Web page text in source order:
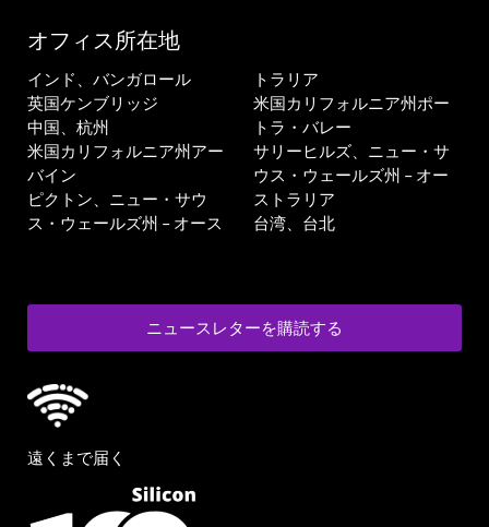
オフィス所在地
インド、バンガロール
英国ケンブリッジ
中国、杭州
米国カリフォルニア州アー
バイン
ピクトン、ニュー・サウ
ス・ウェールズ州 – オース
トラリア
米国カリフォルニア州ポー
トラ・バレー
サリーヒルズ、ニュー・サ
ウス・ウェールズ州 – オー
ストラリア
台湾、台北
遠くまで届く
ニュースレターを購読する